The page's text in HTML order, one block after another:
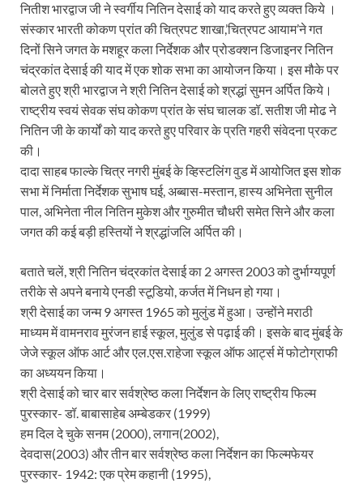
नितीश भारद्वाज जी ने स्वर्गीय नितिन देसाई को याद करते हुए व्यक्त किये ।
संस्कार भारती कोकण प्रांत की चित्रपट शाखा,’चित्रपट आयाम’ने गत
दिनों सिने जगत के मशहूर कला निर्देशक और प्रोडक्शन डिजाइनर नितिन
चंद्रकांत देसाई की याद में एक शोक सभा का आयोजन किया। इस मौके पर
बोलते हुए श्री भारद्वाज ने श्री नितिन देसाई को श्रद्धां सुमन अर्पित किये।
राष्ट्रीय स्वयं सेवक संघ कोकण प्रांत के संघ चालक डॉ. सतीश जी मोढ ने
नितिन जी के कार्यों को याद करते हुए परिवार के प्रति गहरी संवेदना प्रकट
की।
दादा साहब फाल्के चित्र नगरी मुंबई के व्हिस्टलिंग वुड में आयोजित इस शोक
सभा में निर्माता निर्देशक सुभाष घई, अब्बास-मस्तान, हास्य अभिनेता सुनील
पाल, अभिनेता नील नितिन मुकेश और गुरुमीत चौधरी समेत सिने और कला
जगत की कई बड़ी हस्तियों ने श्रद्धांजलि अर्पित की।
बताते चलें, श्री नितिन चंद्रकांत देसाई का 2 अगस्त 2003 को दुर्भाग्यपूर्ण
तरीके से अपने बनाये एनडी स्टूडियो, कर्जत में निधन हो गया।
श्री देसाई का जन्म 9 अगस्त 1965 को मुलुंड में हुआ। उन्होंने मराठी
माध्यम में वामनराव मुरंजन हाई स्कूल, मुलुंड से पढ़ाई की। इसके बाद मुंबई के
जेजे स्कूल ऑफ आर्ट और एल.एस.राहेजा स्कूल ऑफ आर्ट्स में फोटोग्राफी
का अध्ययन किया।
श्री देसाई को चार बार सर्वश्रेष्ठ कला निर्देशन के लिए राष्ट्रीय फिल्म
पुरस्कार- डॉ. बाबासाहेब अम्बेडकर (1999)
हम दिल दे चुके सनम (2000), लगान(2002),
देवदास(2003) और तीन बार सर्वश्रेष्ठ कला निर्देशन का फिल्मफेयर
पुरस्कार- 1942: एक प्रेम कहानी (1995),